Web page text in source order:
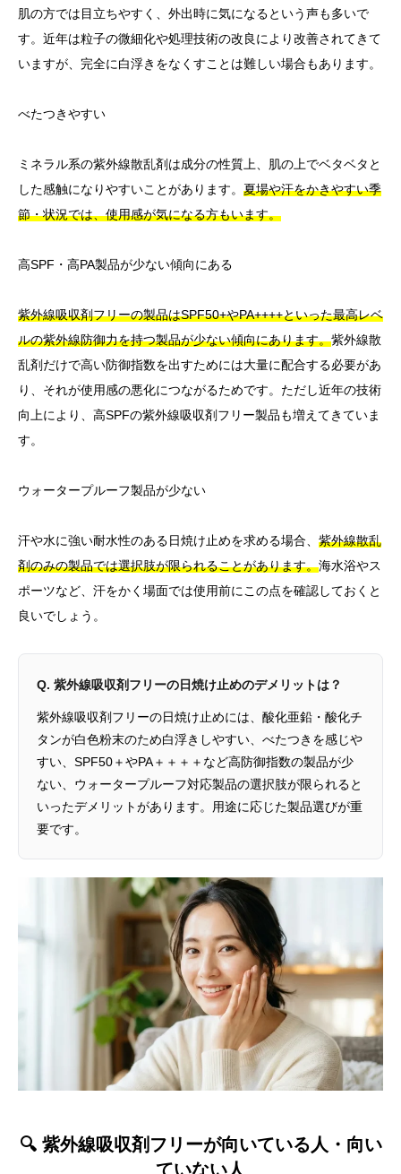
肌の方では目立ちやすく、外出時に気になるという声も多いで
す。近年は粒子の微細化や処理技術の改良により改善されてきて
いますが、完全に白浮きをなくすことは難しい場合もあります。
べたつきやすい
ミネラル系の紫外線散乱剤は成分の性質上、肌の上でベタベタと
した感触になりやすいことがあります。 夏場や汗をかきやすい季
節・状況では、使用感が気になる方もいます。
高SPF・高PA製品が少ない傾向にある
紫外線吸収剤フリーの製品はSPF50+やPA++++といった最高レベ
ルの紫外線防御力を持つ製品が少ない傾向にあります。紫外線散
乱剤だけで高い防御指数を出すためには大量に配合する必要があ
り、それが使用感の悪化につながるためです。ただし近年の技術
向上により、高SPFの紫外線吸収剤フリー製品も増えてきていま
す。
ウォータープルーフ製品が少ない
汗や水に強い耐水性のある日焼け止めを求める場合、 紫外線散乱
剤のみの製品では選択肢が限られることがあります。海水浴やス
ポーツなど、汗をかく場面では使用前にこの点を確認しておくと
良いでしょう。
Q. 紫外線吸収剤フリーの日焼け止めのデメリットは？
紫外線吸収剤フリーの日焼け止めには、酸化亜鉛・酸化チ
タンが白色粉末のため白浮きしやすい、べたつきを感じや
すい、SPF50＋やPA＋＋＋＋など高防御指数の製品が少
ない、ウォータープルーフ対応製品の選択肢が限られると
いったデメリットがあります。用途に応じた製品選びが重
要です。
🔍 紫外線吸収剤フリーが向いている人・向い
ていない人